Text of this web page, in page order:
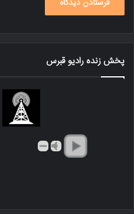
پخش زنده رادیو قبرس